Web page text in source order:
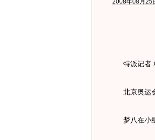
2008年08月25
特派记者
北京奥运会
梦八在小组